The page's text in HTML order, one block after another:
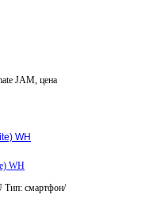
JAM, цена
WH
Тип: смартфон/